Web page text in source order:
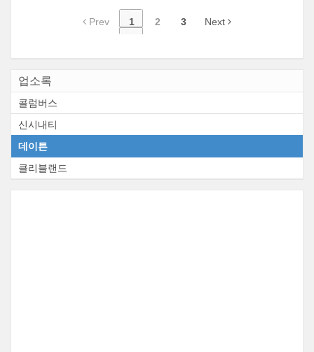
Prev 1 2 3 Next
업소록
콜럼버스
신시내티
데이튼
클리블랜드